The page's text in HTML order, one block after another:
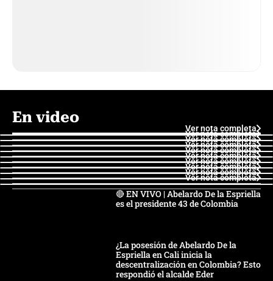
En video
Ver nota completa
Ver nota completa
Ver nota completa
Ver nota completa
Ver nota completa
Ver nota completa
Ver nota completa
Ver nota completa
Ver nota completa
Ver nota completa
🔴 EN VIVO | Abelardo De la Espriella
es el presidente 43 de Colombia
¿La posesión de Abelardo De la
Espriella en Cali inicia la
descentralización en Colombia? Esto
respondió el alcalde Eder